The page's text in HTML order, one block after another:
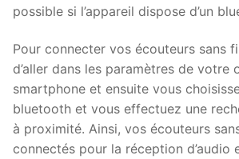
possible si l’appareil dispose d’un
Pour connecter vos écouteurs sans
d’aller dans les paramètres de votre
smartphone et ensuite vous
bluetooth et vous effectuez une
à proximité. Ainsi, vos écouteurs
connectés pour la réception d’audio